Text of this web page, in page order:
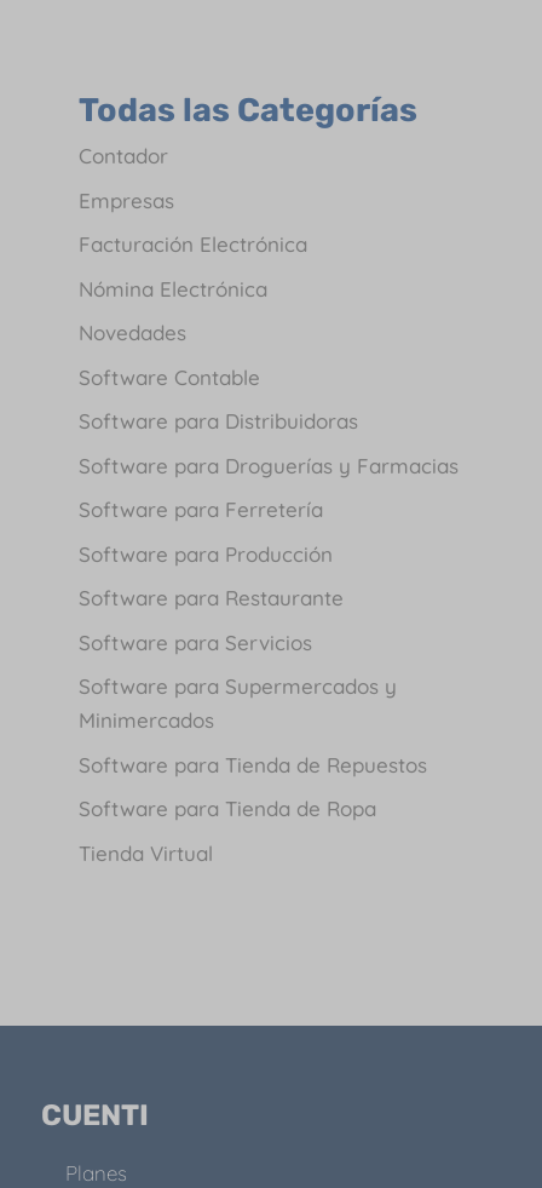
Todas las Categorías
Contador
Empresas
Facturación Electrónica
Nómina Electrónica
Novedades
Software Contable
Software para Distribuidoras
Software para Droguerías y Farmacias
Software para Ferretería
Software para Producción
Software para Restaurante
Software para Servicios
Software para Supermercados y
Minimercados
Software para Tienda de Repuestos
Software para Tienda de Ropa
Tienda Virtual
CUENTI
Planes